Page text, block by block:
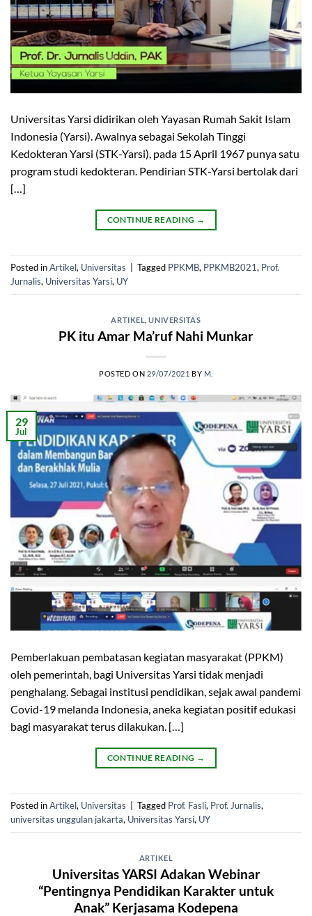
Universitas Yarsi didirikan oleh Yayasan Rumah Sakit Islam
Indonesia (Yarsi). Awalnya sebagai Sekolah Tinggi
Kedokteran Yarsi (STK-Yarsi), pada 15 April 1967 punya satu
program studi kedokteran. Pendirian STK-Yarsi bertolak dari
[…]
CONTINUE READING →
Posted inArtikel, Universitas Tagged PPKMB, PPKMB2021, Prof.
Jurnalis, Universitas Yarsi, UY
ARTIKEL ,UNIVERSITAS
PK itu Amar Ma’ruf Nahi Munkar
POSTED ON 29/07/2021 BY M.
29
Jul
Pemberlakuan pembatasan kegiatan masyarakat (PPKM)
oleh pemerintah, bagi Universitas Yarsi tidak menjadi
penghalang. Sebagai institusi pendidikan, sejak awal pandemi
Covid-19 melanda Indonesia, aneka kegiatan positif edukasi
bagi masyarakat terus dilakukan. […]
CONTINUE READING →
Posted inArtikel, Universitas Tagged Prof. Fasli, Prof. Jurnalis,
universitas unggulan jakarta, Universitas Yarsi, UY
ARTIKEL
Universitas YARSI Adakan Webinar
“Pentingnya Pendidikan Karakter untuk
Anak” Kerjasama Kodepena